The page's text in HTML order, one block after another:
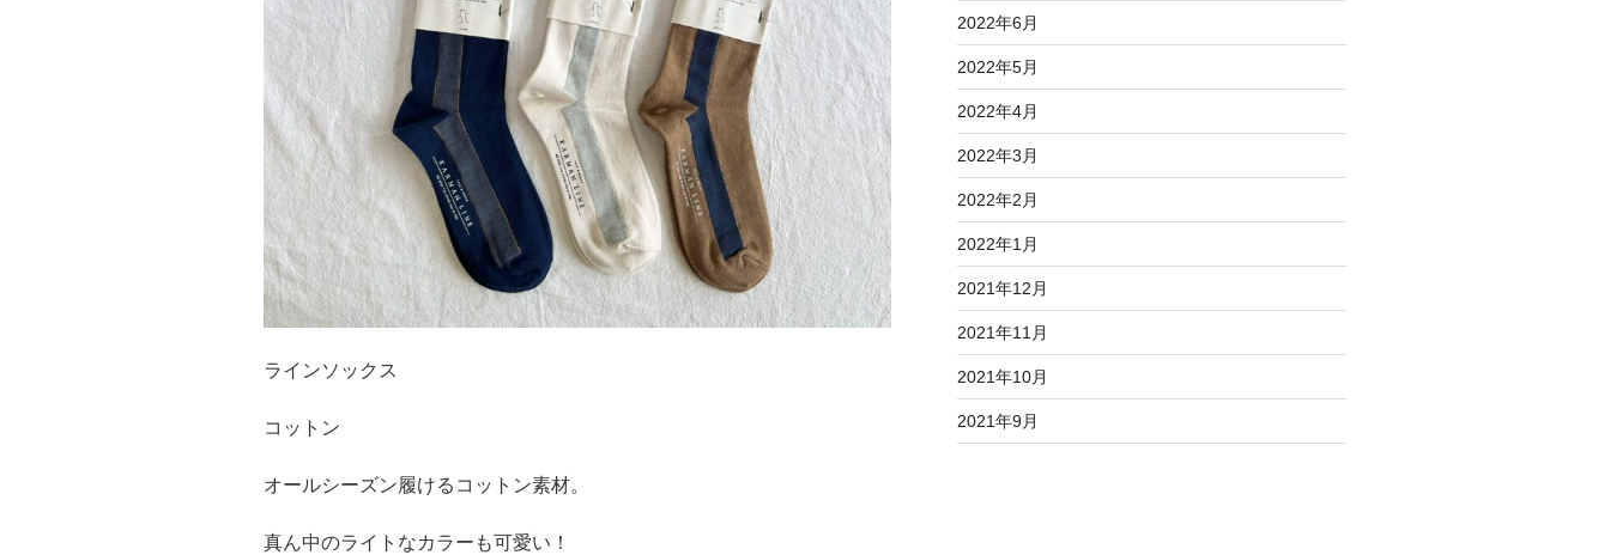
ラインソックス
コットン
オールシーズン履けるコットン素材。
真ん中のライトなカラーも可愛い！
2022年6月
2022年5月
2022年4月
2022年3月
2022年2月
2022年1月
2021年12月
2021年11月
2021年10月
2021年9月